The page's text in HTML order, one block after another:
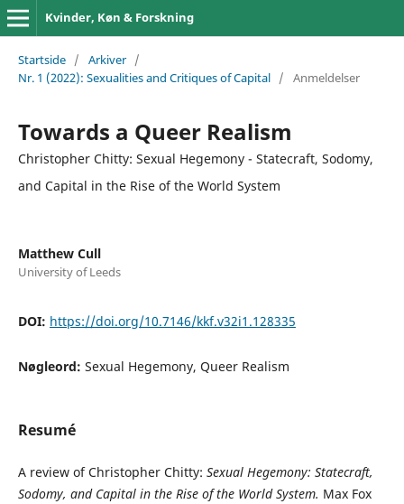
Kvinder, Køn & Forskning
Startside / Arkiver /
Nr. 1 (2022): Sexualities and Critiques of Capital / Anmeldelser
Towards a Queer Realism
Christopher Chitty: Sexual Hegemony - Statecraft, Sodomy,
and Capital in the Rise of the World System
Matthew Cull
University of Leeds
DOI: https://doi.org/10.7146/kkf.v32i1.128335
Nøgleord: Sexual Hegemony, Queer Realism
Resumé
A review of Christopher Chitty: Sexual Hegemony: Statecraft,
Sodomy, and Capital in the Rise of the World System. Max Fox